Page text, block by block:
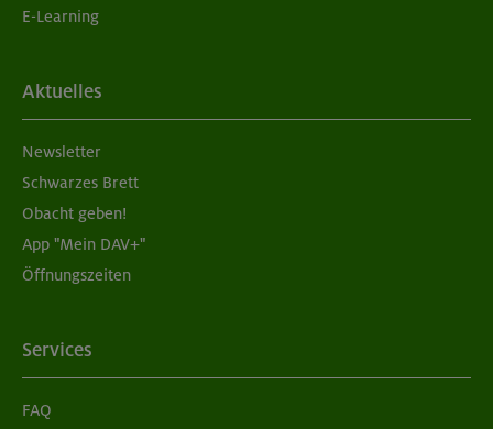
E-Learning
Aktuelles
Newsletter
Schwarzes Brett
Obacht geben!
App "Mein DAV+"
Öffnungszeiten
Services
FAQ